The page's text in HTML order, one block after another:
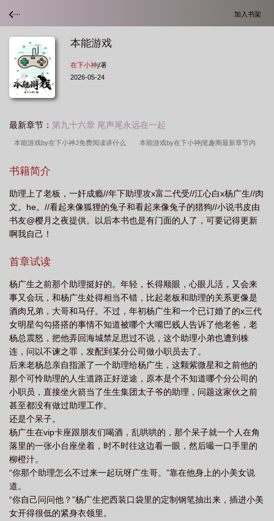
加入书架
本能游戏
在下小神j/著
2026-05-24
最新章节： 第九十六章 尾声尾永远在一起
本能游戏by在下小神J免费阅读讲什么 本能游戏by在下小神j笔趣阁最新章节内
能游戏免费阅读江心白
么 本能游戏有声剧cv 本能游戏完整版 本能游戏杨广生 本能游戏有声
剧百度 本能游戏广播剧 本能游戏by 本能游戏 我是小神TXT 本能游戏
未删减 本能游戏by我是小神免费阅读讲什么
戏by小神TXT
游戏txt 本能游戏by在下小神J免费阅读 本能游戏谁是1 本能游戏讲的什
么 本能游戏剧透
书籍简介
助理上了老板，一奸成瘾//年下助理攻x富二代受//江心白x杨广生//肉
文。he。//看起来像狐狸的兔子和看起来像兔子的猎狗//小说书皮由
书友@樱月之夜提供。以后本书也是有门面的人了，可要记得更新
啊我自己！
首章试读
杨广生之前那个助理挺好的。年轻，长得顺眼，心眼儿活，又会来
事又会玩，和杨广生处得相当不错，比起老板和助理的关系更像是
酒肉兄弟，大哥和马仔。不过，年初杨广生和一个已订婚了的x三代
女明星勾勾搭搭的事情不知道被哪个大嘴巴贱人告诉了他老爸，老
杨总震怒，把他弄回海城禁足思过不说，这个助理小弟也遭到株
连，问以不谏之罪，发配到某分公司做小职员去了。
后来老杨总亲自指派了一个助理给杨广生，这颗紫微星和之前他的
那个可怜助理的人生道路正好逆途，原本是个不知道哪个分公司的
小职员，直接坐火箭当了生生集团太子爷的助理，问题这家伙之前
甚至都没有做过助理工作。
还是个呆子。
杨广生在vip卡座跟朋友们喝酒，乱哄哄的，那个呆子就一个人在角
落里的一张小台座坐着，时不时往这边看一眼，然后嘬一口手里的
柳橙汁。
“你那个助理怎么不过来一起玩呀广生哥。”靠在他身上的小美女说
道。
“你自己问问他？”杨广生把西装口袋里的定制钢笔抽出来，插进小美
女开得很低的紧身衣领里。